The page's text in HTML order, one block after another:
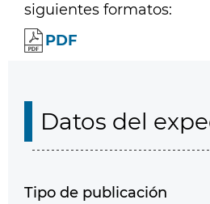
siguientes formatos:
PDF
Datos del
Tipo de publicación